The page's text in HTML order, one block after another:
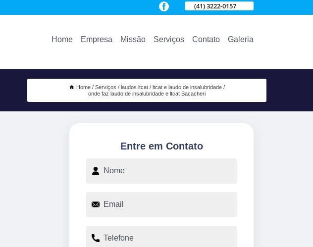
(41) 3222-0157
Home Empresa Missão Serviços Contato Galeria
Home Serviços laudos ltcat
ltcat e laudo de insalubridade
onde faz laudo de insalubridade e ltcat Bacacheri
Entre em Contato